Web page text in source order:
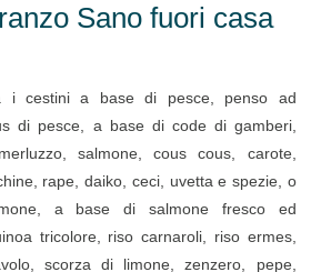
Sano fuori casa
i cestini a base di pesce, penso ad
di pesce, a base di code di gamberi,
salmone, cous cous, carote,
rape, daiko, ceci, uvetta e spezie, o
a base di salmone fresco ed
tricolore, riso carnaroli, riso ermes,
scorza di limone, zenzero, pepe,